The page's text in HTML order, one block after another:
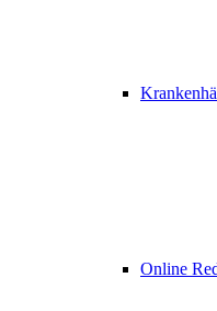
Online